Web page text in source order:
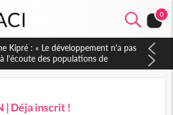
0
Kipré : « Le développement n'a pas
l'écoute des populations de
| Déja inscrit !